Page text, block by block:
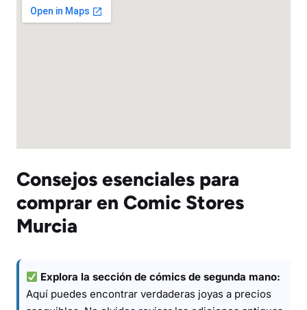
Consejos esenciales para
comprar en Comic Stores
Murcia
Explora la sección de cómics de segunda mano:
Aquí puedes encontrar verdaderas joyas a precios